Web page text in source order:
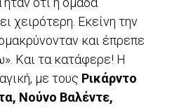
χειρότερη. Εκείνη την
και έπρεπε
Και τα κατάφερε! Η
με τους Ρικάρντο
Νούνο Βαλέντε,